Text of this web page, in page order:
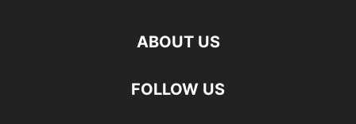
ABOUT US
FOLLOW US